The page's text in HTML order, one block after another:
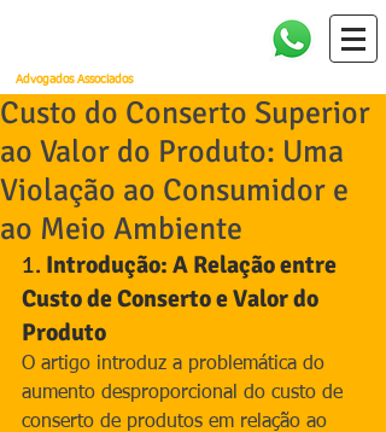
Advogados Associados
Custo do Conserto Superior
ao Valor do Produto: Uma
Violação ao Consumidor e
ao Meio Ambiente
1. Introdução: A Relação entre
Custo de Conserto e Valor do
Produto
O artigo introduz a problemática do
aumento desproporcional do custo de
conserto de produtos em relação ao